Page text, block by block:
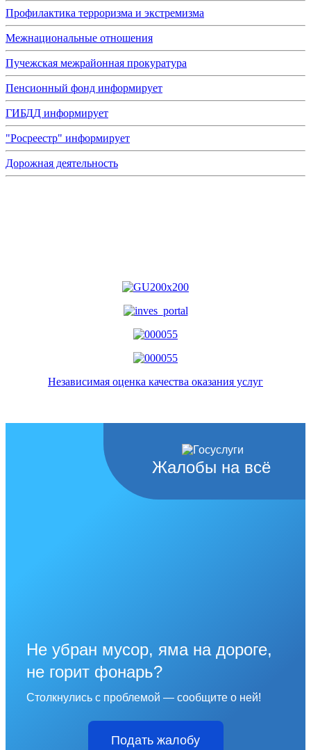
Профилактика терроризма и экстремизма
Межнациональные отношения
Пучежская межрайонная прокуратура
Пенсионный фонд информирует
ГИБДД информирует
"Росреестр" информирует
Дорожная деятельность
Независимая оценка качества оказания услуг
Жалобы на всё
Не убран мусор, яма на дороге,
не горит фонарь?
Столкнулись с проблемой — сообщите о ней!
Подать жалобу